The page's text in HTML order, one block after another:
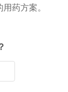
药方案。